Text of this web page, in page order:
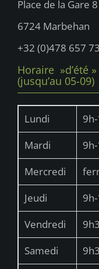
Place de la Gare 8
6724 Marbehan
+32 (0)478 657
Horaire »d’été
(jusqu’au 05-09)
Lundi
Mardi
Mercredi
Jeudi
Vendredi
Samedi